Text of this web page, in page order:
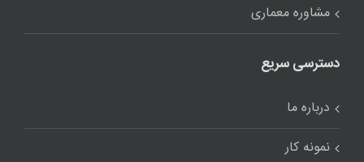
مشاوره معماری
دسترسی سریع
درباره ما
نمونه کار